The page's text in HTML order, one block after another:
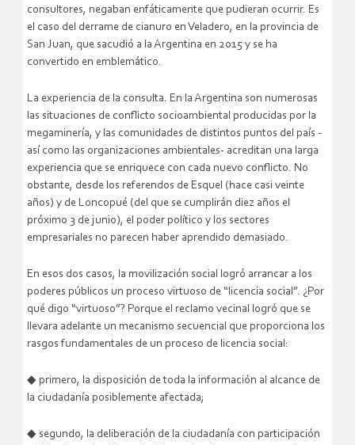
consultores, negaban enfáticamente que pudieran ocurrir. Es
el caso del derrame de cianuro en Veladero, en la provincia de
San Juan, que sacudió a la Argentina en 2015 y se ha
convertido en emblemático.
La experiencia de la consulta. En la Argentina son numerosas
las situaciones de conflicto socioambiental producidas por la
megaminería, y las comunidades de distintos puntos del país -
así como las organizaciones ambientales- acreditan una larga
experiencia que se enriquece con cada nuevo conflicto. No
obstante, desde los referendos de Esquel (hace casi veinte
años) y de Loncopué (del que se cumplirán diez años el
próximo 3 de junio), el poder político y los sectores
empresariales no parecen haber aprendido demasiado.
En esos dos casos, la movilización social logró arrancar a los
poderes públicos un proceso virtuoso de “licencia social”. ¿Por
qué digo “virtuoso”? Porque el reclamo vecinal logró que se
llevara adelante un mecanismo secuencial que proporciona los
rasgos fundamentales de un proceso de licencia social:
◆ primero, la disposición de toda la información al alcance de
la ciudadanía posiblemente afectada;
◆ segundo, la deliberación de la ciudadanía con participación